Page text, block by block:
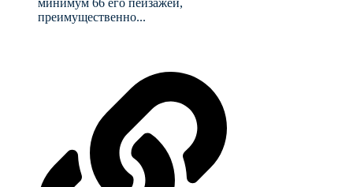
преимущественно...